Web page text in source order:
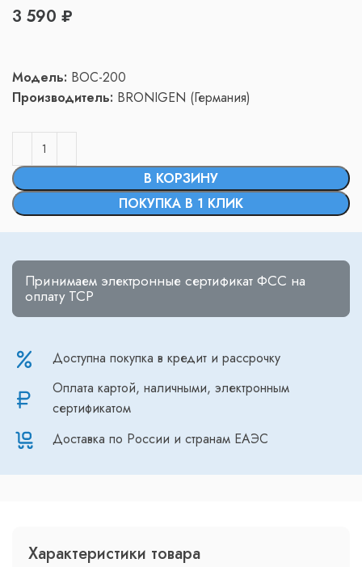
₽
Модель: BOC-200
Производитель: BRONIGEN (Германия)
В КОРЗИНУ
ПОКУПКА В 1 КЛИК
Принимаем электронные сертификат ФСС на
оплату ТСР
Доступна покупка в кредит и рассрочку
Оплата картой, наличными, электронным
сертификатом
Доставка по России и странам ЕАЭС
Характеристики товара